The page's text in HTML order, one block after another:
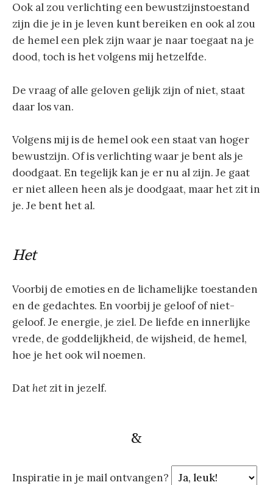
Ook al zou verlichting een bewustzijnstoestand
zijn die je in je leven kunt bereiken en ook al zou
de hemel een plek zijn waar je naar toegaat na je
dood, toch is het volgens mij hetzelfde.
De vraag of alle geloven gelijk zijn of niet, staat
daar los van.
Volgens mij is de hemel ook een staat van hoger
bewustzijn. Of is verlichting waar je bent als je
doodgaat. En tegelijk kan je er nu al zijn. Je gaat
er niet alleen heen als je doodgaat, maar het zit in
je. Je bent het al.
Het
Voorbij de emoties en de lichamelijke toestanden
en de gedachtes. En voorbij je geloof of niet-
geloof. Je energie, je ziel. De liefde en innerlijke
vrede, de goddelijkheid, de wijsheid, de hemel,
hoe je het ook wil noemen.
Dat het zit in jezelf.
&
Inspiratie in je mail ontvangen?